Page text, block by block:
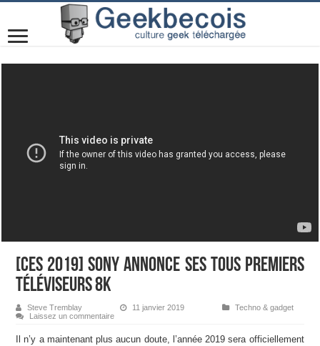
[CES 2019] Sony annonce ses tous premiers
téléviseurs 8K
Steve Tremblay 11 janvier 2019
Techno & gadget
Laissez un commentaire
Il n’y a maintenant plus aucun doute, l’année 2019 sera officiellement